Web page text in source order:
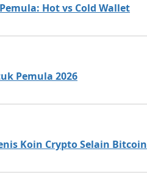
Hot vs Cold Wallet
Pemula 2026
Koin Crypto Selain Bitcoin